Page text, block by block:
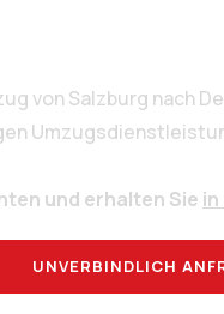
von Salzburg nach
und erhalten Sie
UNVERBINDLICH